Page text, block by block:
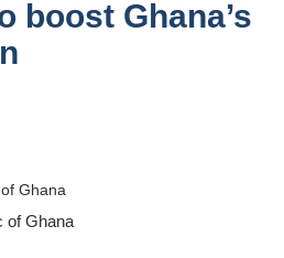
boost Ghana’s